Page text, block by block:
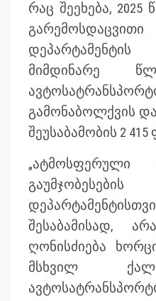
რაც შეეხება,
დეპარტამენტის
მიმდინარე
გამონაბოლქვის
შეუსაბამობის 2
„ატმოსფერული
შესაბამისად,
ღონისძიება
მსხვილ